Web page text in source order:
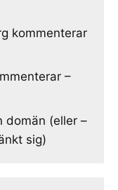
kommenterar
–
domän (eller –
sig)